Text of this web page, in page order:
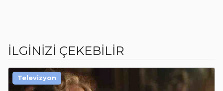
İLGİNİZİ ÇEKEBİLİR
Televizyon